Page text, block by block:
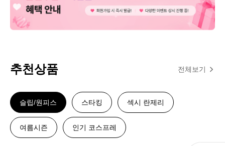
추천상품 전체보기
슬립/원피스 스타킹 섹시 란제리
여름시즌 인기 코스프레